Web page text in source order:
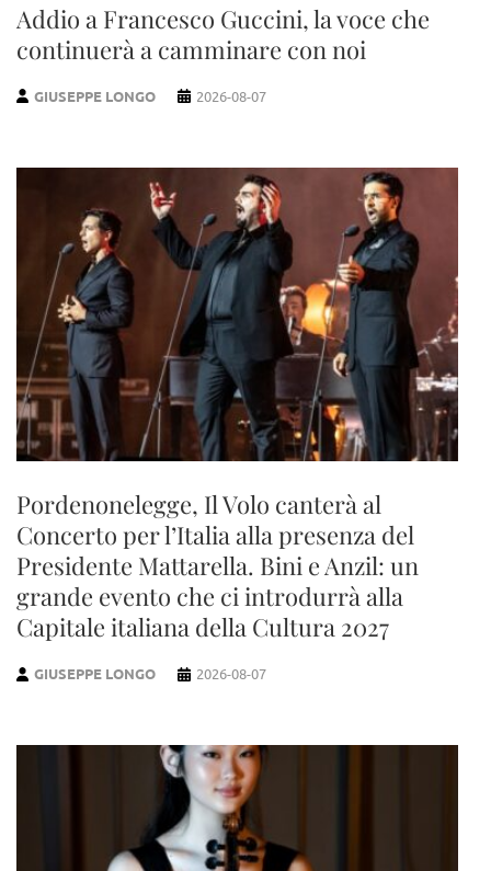
Addio a Francesco Guccini, la voce che
continuerà a camminare con noi
GIUSEPPE LONGO 2026-08-07
Pordenonelegge, Il Volo canterà al
Concerto per l’Italia alla presenza del
Presidente Mattarella. Bini e Anzil: un
grande evento che ci introdurrà alla
Capitale italiana della Cultura 2027
GIUSEPPE LONGO 2026-08-07